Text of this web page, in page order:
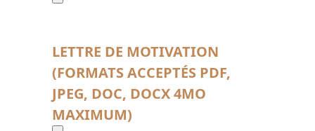
LETTRE DE MOTIVATION
(FORMATS ACCEPTÉS PDF,
JPEG, DOC, DOCX 4MO
MAXIMUM)